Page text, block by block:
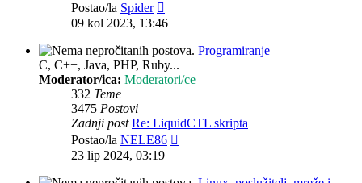
Postao/la Spider
post
09 kol 2023, 13:46
Programiranje
C, C++, Java, PHP, Ruby...
Moderator/ica: Moderatori/ce
332 Teme
3475 Postovi
Zadnji post Re: LiquidCTL skripta
Postao/la NELE86
23 lip 2024, 03:19